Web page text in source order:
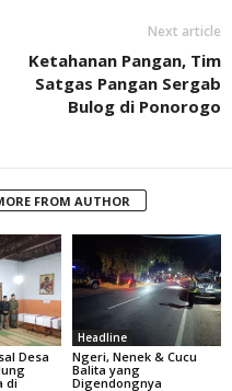
Next article
Ketahanan Pangan, Tim
Satgas Pangan Sergab
Bulog di Ponorogo
FROM AUTHOR
Desa
di
Headline
Ngeri, Nenek & Cucu
Balita yang
Digendongnya